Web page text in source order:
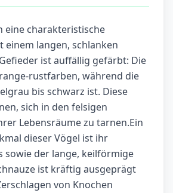
eine charakteristische
einem langen, schlanken
ist auffällig gefärbt: Die
rustfarben, während die
bis schwarz ist. Diese
sich in den felsigen
Lebensräume zu tarnen.Ein
dieser Vögel ist ihr
sowie der lange, keilförmige
ist kräftig ausgeprägt
von Knochen